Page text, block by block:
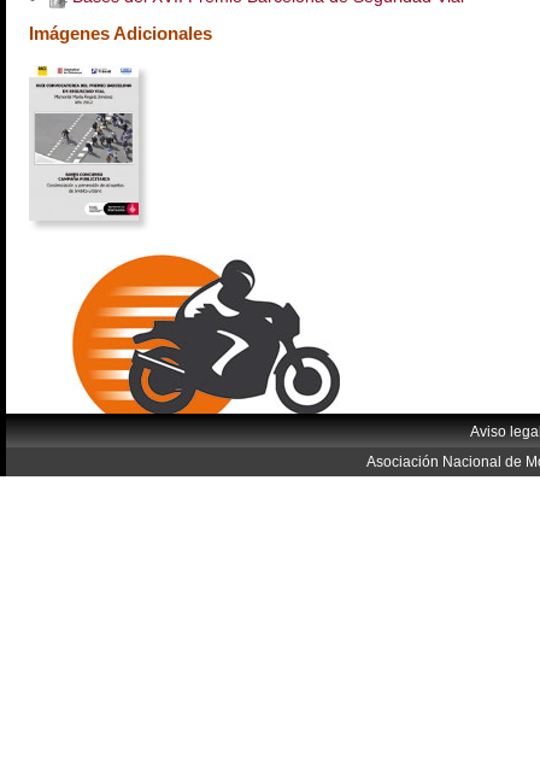
Imágenes Adicionales
Aviso
Asociación Nacional de